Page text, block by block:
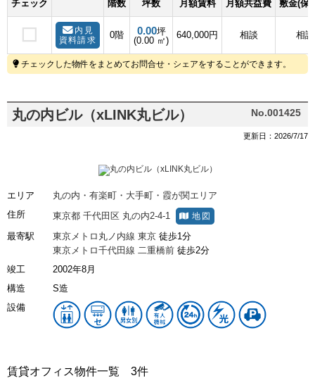
チェック 階数 坪数 月額賃料 月額共益費 敷金(保
内見
資料請求
0階 0.00坪
(0.00 ㎡)
640,000円 相談 相談
チェックした物件をまとめてお問合せ・シェアをすることができます。
丸の内ビル（xLINK丸ビル） No.001425
更新日：2026/7/17
エリア
丸の内・有楽町・大手町・霞が関エリア
住所
東京都 千代田区 丸の内2-4-1 地図
最寄駅 東京メトロ丸ノ内線 東京 徒歩1分
東京メトロ千代田線 二重橋前 徒歩2分
竣工
2002年8月
構造
S造
設備
賃貸オフィス物件一覧 3件